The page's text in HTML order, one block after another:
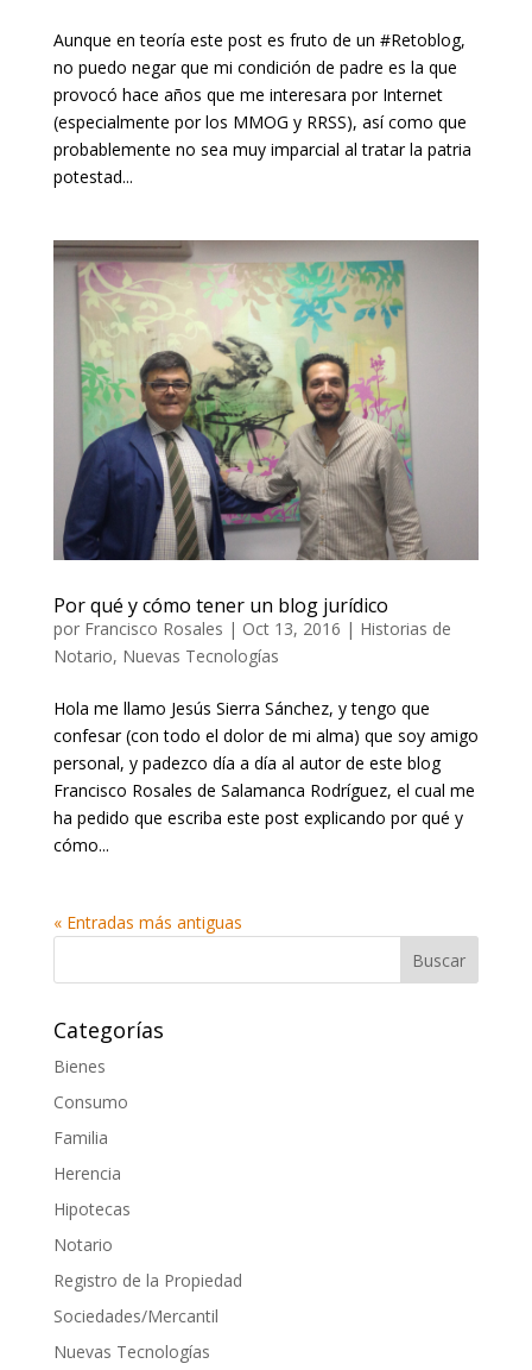
Aunque en teoría este post es fruto de un #Retoblog,
no puedo negar que mi condición de padre es la que
provocó hace años que me interesara por Internet
(especialmente por los MMOG y RRSS), así como que
probablemente no sea muy imparcial al tratar la patria
potestad...
Por qué y cómo tener un blog jurídico
por Francisco Rosales | Oct 13, 2016 | Historias de
Notario, Nuevas Tecnologías
Hola me llamo Jesús Sierra Sánchez, y tengo que
confesar (con todo el dolor de mi alma) que soy amigo
personal, y padezco día a día al autor de este blog
Francisco Rosales de Salamanca Rodríguez, el cual me
ha pedido que escriba este post explicando por qué y
cómo...
« Entradas más antiguas
Categorías
Bienes
Consumo
Familia
Herencia
Hipotecas
Notario
Registro de la Propiedad
Sociedades/Mercantil
Nuevas Tecnologías